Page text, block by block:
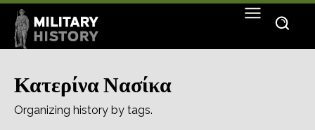
Κατερίνα Νασίκα
Organizing history by tags.